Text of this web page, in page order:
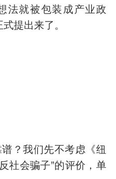
法就被包装成产业政
提出来了。
？我们先不考虑《纽
社会骗子”的评价，单